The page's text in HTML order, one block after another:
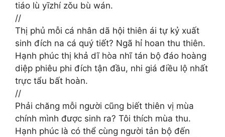
tiáo lù yīzhí zǒu bù wán.​
//
Thị phủ mỗi cá nhân dã hội thiên ái tự kỷ xuất
sinh đích na cá quý tiết? Ngã hỉ hoan thu thiên.
Hạnh phúc thị khả dĩ hòa nhĩ tán bộ đáo hoàng
diệp phiêu phi đích tận đầu, nhi giá điều lộ nhất
trực tẩu bất hoàn.​
//
Phải chăng mỗi người cũng biết thiên vị mùa
chính mình được sinh ra? Tôi thích mùa thu.
Hạnh phúc là có thể cùng người tản bộ đến